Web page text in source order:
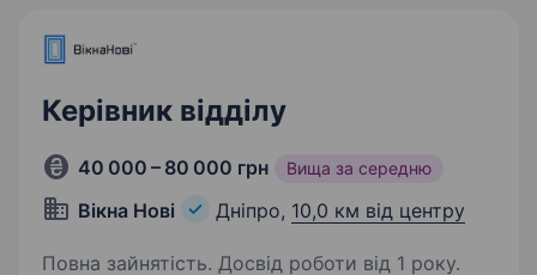
Керівник відділу
40 000 – 80 000 грн Вища за середню
Вікна Нові Дніпро, 10,0 км від центру
Повна зайнятість. Досвід роботи від 1 року.